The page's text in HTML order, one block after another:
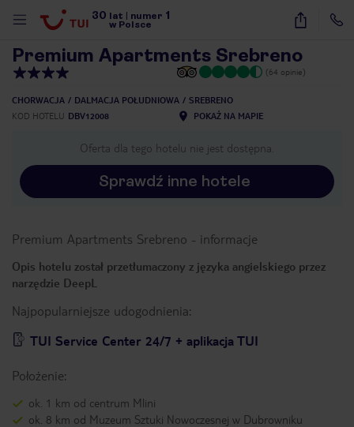
30 lat numer 1
w Polsce
29
Premium Apartments Srebreno
(64 opinie)
CHORWACJA DALMACJA POŁUDNIOWA
SREBRENO
KOD HOTELU DBV12008 POKAŻ NA MAPIE
Oferta dla tego hotelu nie jest dostępna.
Sprawdź inne hotele
Premium Apartments Srebreno - informacje
Opis hotelu został przetłumaczony z języka angielskiego przez
narzędzie DeepL
Najpopularniejsze udogodnienia:
TUI Service Center 24/7 + aplikacja TUI
Położenie:
ok. 1 km od centrum Mlini
ok. 8 km od Muzeum Sztuki Nowoczesnej w Dubrowniku